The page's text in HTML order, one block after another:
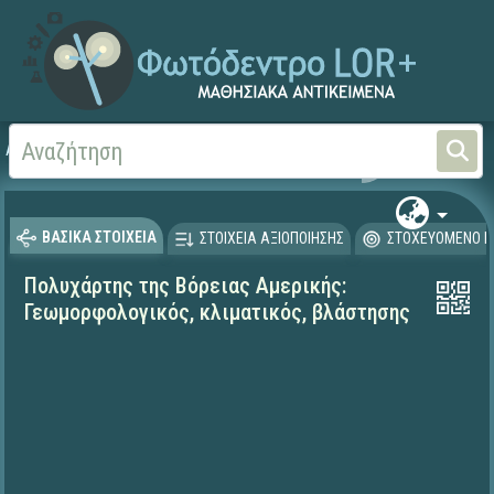
Αρχική Γεωγραφία-Γεωλογία
ΒΑΣΙΚΑ ΣΤΟΙΧΕΙΑ ΣΤΟΙΧΕΙΑ ΑΞΙΟΠΟΙΗΣΗΣ ΣΤΟΧΕΥΟΜΕΝΟ
Πολυχάρτης της Βόρειας Αμερικής:
Γεωμορφολογικός, κλιματικός, βλάστησης